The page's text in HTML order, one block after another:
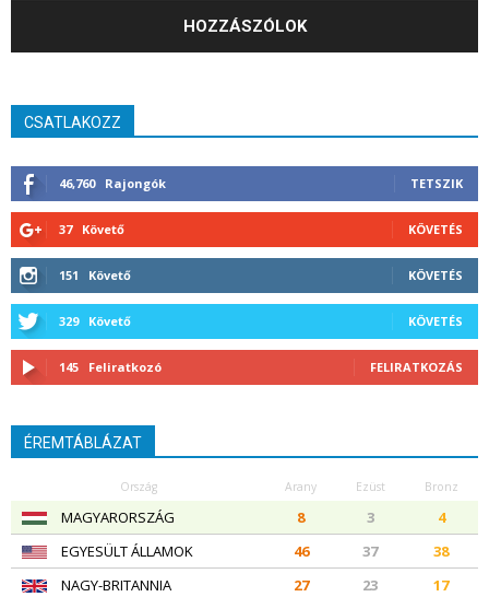
CSATLAKOZZ
46,760 Rajongók TETSZIK
37 Követő KÖVETÉS
151 Követő KÖVETÉS
329 Követő KÖVETÉS
145 Feliratkozó FELIRATKOZÁS
ÉREMTÁBLÁZAT
Ország Arany Ezüst Bronz
MAGYARORSZÁG 8 3
4
EGYESÜLT ÁLLAMOK
46 37
38
NAGY-BRITANNIA
27 23
17